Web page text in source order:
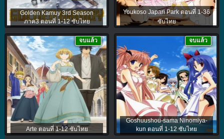
Golden Kamuy 3rd Season
ภาค3 ตอนที่ 1-12 ซับไทย
Youkoso Japari Park ตอนที่ 1-36
ซับไทย
Arte ตอนที่ 1-12 ซับไทย
จบแล้ว
Goshuushou-sama Ninomiya-
kun ตอนที่ 1-12 ซับไทย
จบแล้ว